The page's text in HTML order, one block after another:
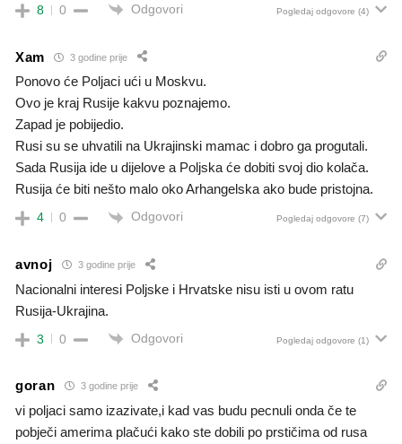
8 0 Odgovori Pogledaj odgovore (4)
Xam 3 godine prije
Ponovo će Poljaci ući u Moskvu.
Ovo je kraj Rusije kakvu poznajemo.
Zapad je pobijedio.
Rusi su se uhvatili na Ukrajinski mamac i dobro ga progutali.
Sada Rusija ide u dijelove a Poljska će dobiti svoj dio kolača.
Rusija će biti nešto malo oko Arhangelska ako bude pristojna.
4 0 Odgovori Pogledaj odgovore (7)
avnoj 3 godine prije
Nacionalni interesi Poljske i Hrvatske nisu isti u ovom ratu
Rusija-Ukrajina.
3 0 Odgovori Pogledaj odgovore (1)
goran 3 godine prije
vi poljaci samo izazivate,i kad vas budu pecnuli onda če te
pobječi amerima plačući kako ste dobili po prstičima od rusa